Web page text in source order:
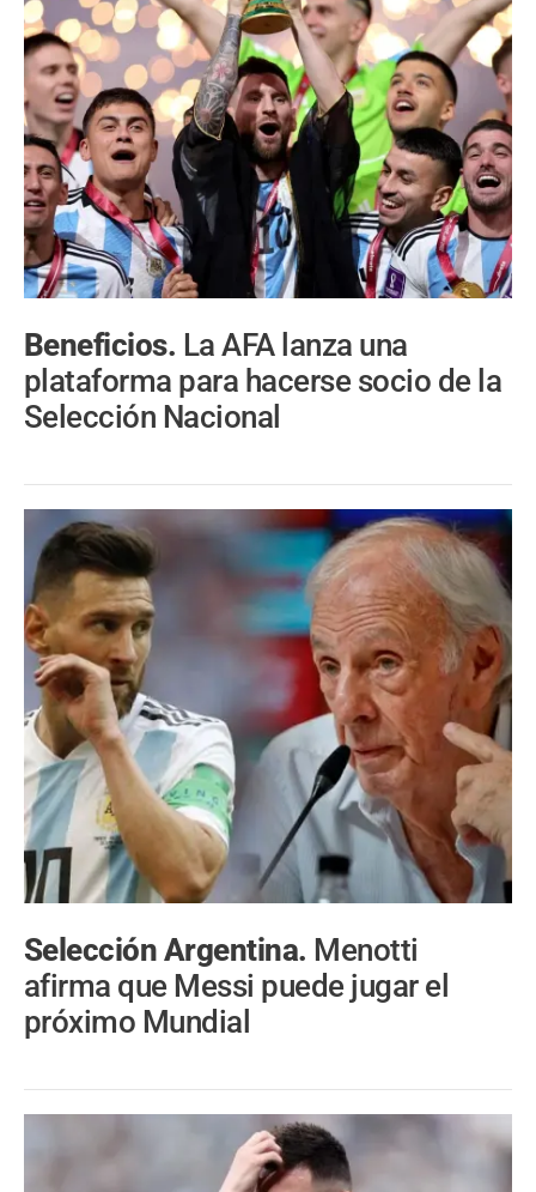
Beneficios. La AFA lanza una
plataforma para hacerse socio de la
Selección Nacional
Selección Argentina. Menotti
afirma que Messi puede jugar el
próximo Mundial